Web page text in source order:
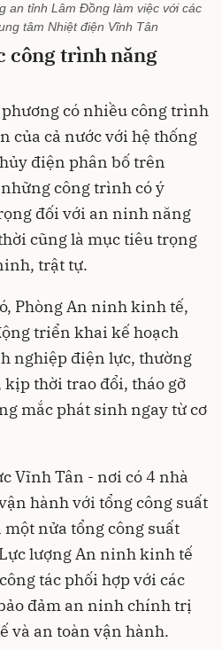
an tỉnh Lâm Đồng làm việc với các
tâm Nhiệt điện Vĩnh Tân
công trình năng
có nhiều công trình
của cả nước với hệ thống
điện phân bố trên
công trình có ý
đối với an ninh năng
cũng là mục tiêu trọng
trật tự.
Phòng An ninh kinh tế,
triển khai kế hoạch
nghiệp điện lực, thường
thời trao đổi, tháo gỡ
mắc phát sinh ngay từ cơ
Vĩnh Tân - nơi có 4 nhà
hành với tổng công suất
nửa tổng công suất
lượng An ninh kinh tế
tác phối hợp với các
đảm an ninh chính trị
và an toàn vận hành.